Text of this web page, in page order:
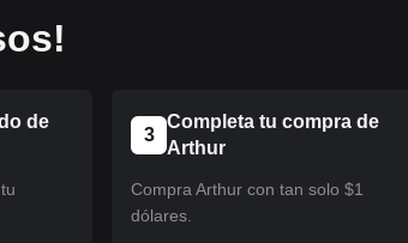
de
3
Completa tu compra de
Arthur
Compra Arthur con tan solo $1
dólares.